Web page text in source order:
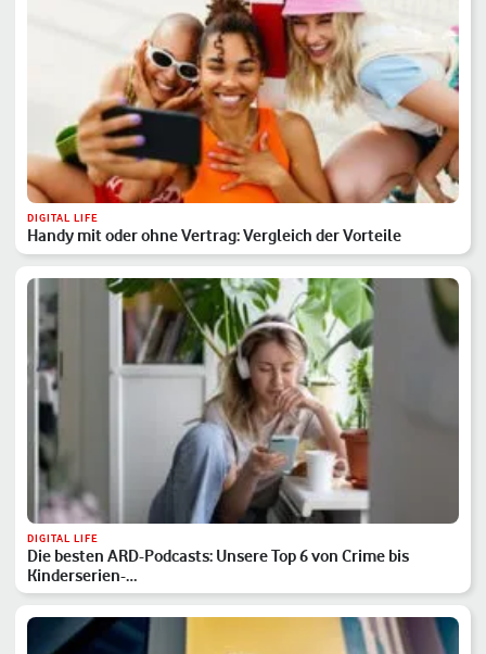
DIGITAL LIFE
Handy mit oder ohne Vertrag: Vergleich der Vorteile
DIGITAL LIFE
Die besten ARD-Podcasts: Unsere Top 6 von Crime bis
Kinderserien-…